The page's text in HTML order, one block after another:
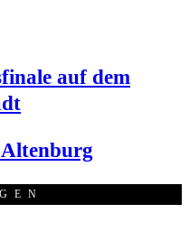
auf dem